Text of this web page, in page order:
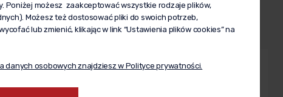
Poniżej możesz zaakceptować wszystkie rodzaje plików,
Możesz też dostosować pliki do swoich potrzeb,
lub zmienić, klikając w link “Ustawienia plików cookies” na
danych osobowych znajdziesz w Polityce prywatności.